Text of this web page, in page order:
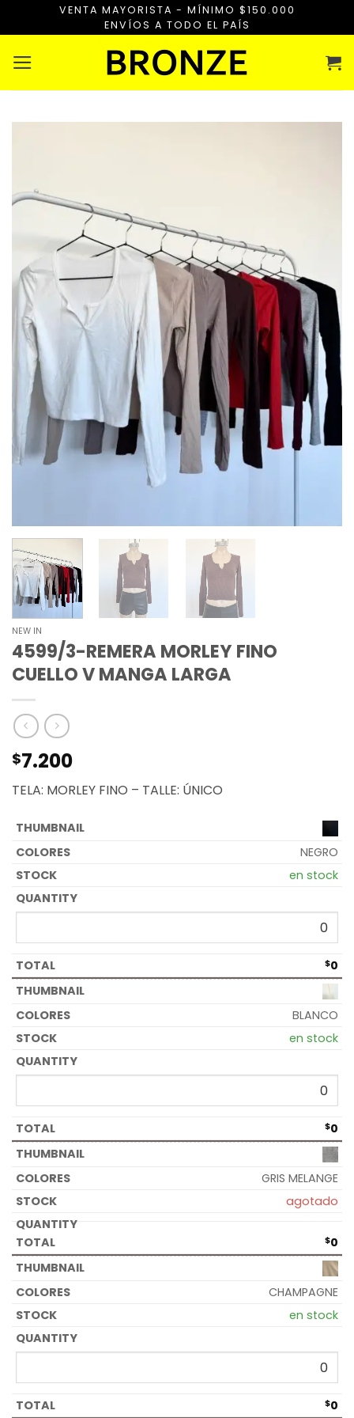
VENTA MAYORISTA - MÍNIMO $150.000
ENVÍOS A TODO EL PAÍS
NEW IN
4599/3-REMERA MORLEY FINO
CUELLO V MANGA LARGA
$7.200
TELA: MORLEY FINO – TALLE: ÚNICO
NEGRO
en stock
$0
BLANCO
en stock
$0
GRIS MELANGE
agotado
$0
CHAMPAGNE
en stock
$0